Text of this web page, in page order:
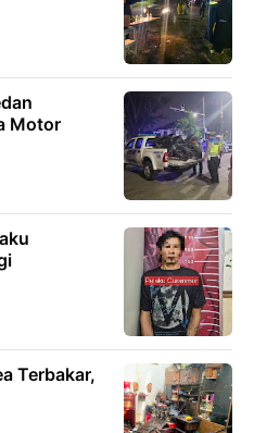
Motor
Terbakar,